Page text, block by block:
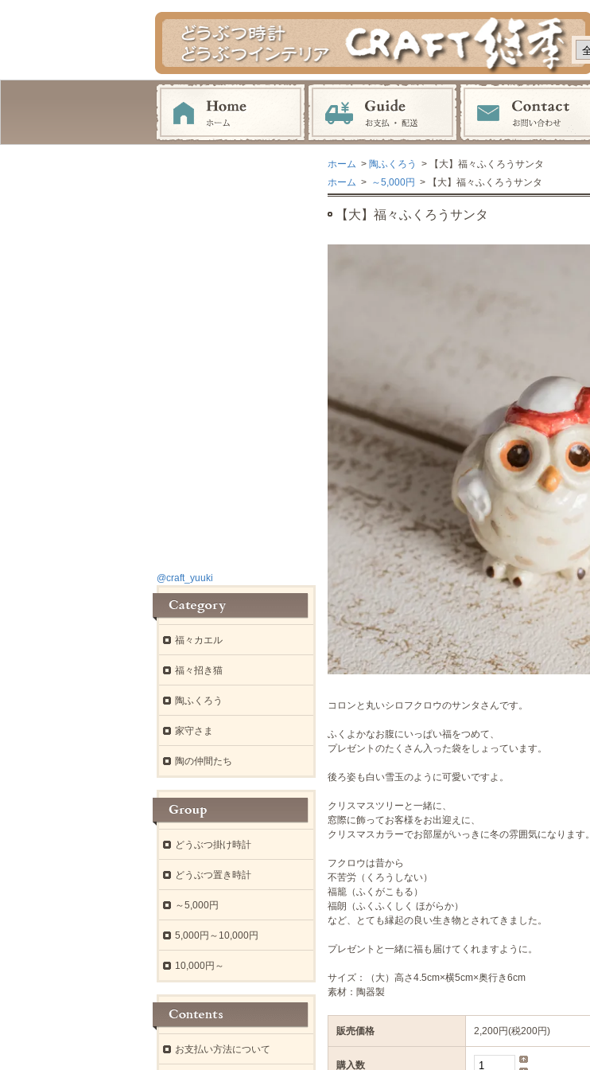
ホーム > 陶ふくろう
> 【大】福々ふくろうサンタ
ホーム > ～5,000円 > 【大】福々ふくろうサンタ
【大】福々ふくろうサンタ
コロンと丸いシロフクロウのサンタさんです。
ふくよかなお腹にいっぱい福をつめて、
プレゼントのたくさん入った袋をしょっています。
後ろ姿も白い雪玉のように可愛いですよ。
クリスマスツリーと一緒に、
窓際に飾ってお客様をお出迎えに、
クリスマスカラーでお部屋がいっきに冬の雰囲気になります。
フクロウは昔から
不苦労（くろうしない）
福籠（ふくがこもる）
福朗（ふくふくしく ほがらか）
など、とても縁起の良い生き物とされてきました。
プレゼントと一緒に福も届けてくれますように。
サイズ：（大）高さ4.5cm×横5cm×奥行き6cm
素材：陶器製
販売価格 2,200円(税200円)
購入数
@craft_yuuki
福々カエル
福々招き猫
陶ふくろう
家守さま
陶の仲間たち
どうぶつ掛け時計
どうぶつ置き時計
～5,000円
5,000円～10,000円
10,000円～
お支払い方法について